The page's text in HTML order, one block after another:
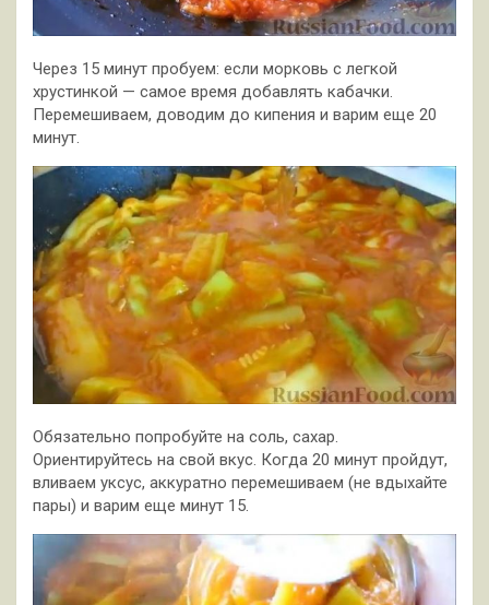
Через 15 минут пробуем: если морковь с легкой
хрустинкой — самое время добавлять кабачки.
Перемешиваем, доводим до кипения и варим еще 20
минут.
Обязательно попробуйте на соль, сахар.
Ориентируйтесь на свой вкус. Когда 20 минут пройдут,
вливаем уксус, аккуратно перемешиваем (не вдыхайте
пары) и варим еще минут 15.